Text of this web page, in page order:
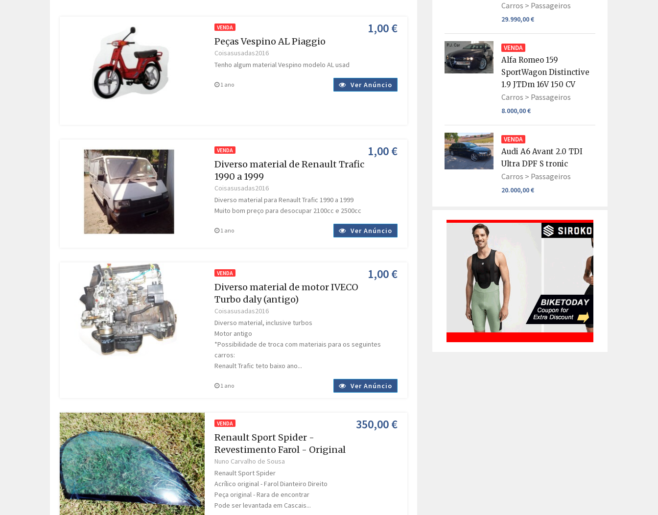
1,00 €
VENDA
Peças Vespino AL Piaggio
Coisasusadas2016
Tenho algum material Vespino modelo AL usad
1 ano Ver Anúncio
1,00 €
VENDA
Diverso material de Renault Trafic
1990 a 1999
Coisasusadas2016
Diverso material para Renault Trafic 1990 a 1999
Muito bom preço para desocupar 2100cc e 2500cc
1 ano Ver Anúncio
1,00 €
VENDA
Diverso material de motor IVECO
Turbo daly (antigo)
Coisasusadas2016
Diverso material, inclusive turbos
Motor antigo
*Possibilidade de troca com materiais para os seguintes
carros:
Renault Trafic teto baixo ano...
1 ano Ver Anúncio
350,00 €
VENDA
Renault Sport Spider -
Revestimento Farol - Original
Nuno Carvalho de Sousa
Renault Sport Spider
Acrílico original - Farol Dianteiro Direito
Peça original - Rara de encontrar
Pode ser levantada em Cascais...
Carros > Passageiros
29.990,00 €
VENDA
Alfa Romeo 159
SportWagon Distinctive
1.9 JTDm 16V 150 CV
Carros > Passageiros
8.000,00 €
VENDA
Audi A6 Avant 2.0 TDI
Ultra DPF S tronic
Carros > Passageiros
20.000,00 €